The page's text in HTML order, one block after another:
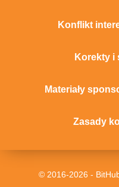
Konflikt
Korekty i
Materiały
Zasady
© 2016-2026 -